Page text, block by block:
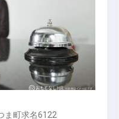
ま町求名6122